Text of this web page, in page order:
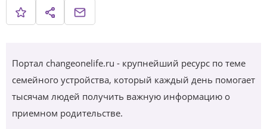
Портал changeonelife.ru - крупнейший ресурс по теме
семейного устройства, который каждый день помогает
тысячам людей получить важную информацию о
приемном родительстве.